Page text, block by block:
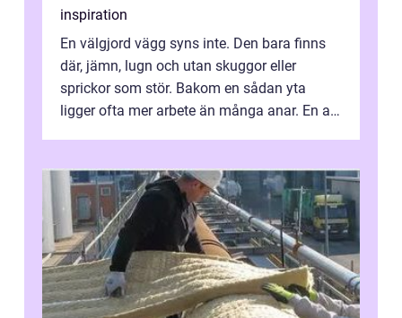
inspiration
En välgjord vägg syns inte. Den bara finns
där, jämn, lugn och utan skuggor eller
sprickor som stör. Bakom en sådan yta
ligger ofta mer arbete än många anar. En av